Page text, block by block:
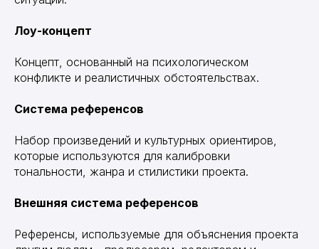
Лоу-концепт
Концепт, основанный на психологическом
конфликте и реалистичных обстоятельствах.
Система референсов
Набор произведений и культурных ориентиров,
которые используются для калибровки
тональности, жанра и стилистики проекта.
Внешняя система референсов
Референсы, используемые для объяснения проекта